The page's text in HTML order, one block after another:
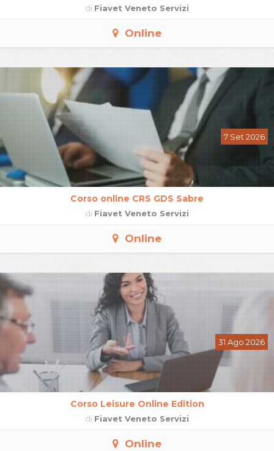
di Fiavet Veneto Servizi
Online
Corso online CRS GDS Sabre
di Fiavet Veneto Servizi
7 Set 2026
Online
Corso Leisure Online Edition
di Fiavet Veneto Servizi
31 Ago 2026
Online